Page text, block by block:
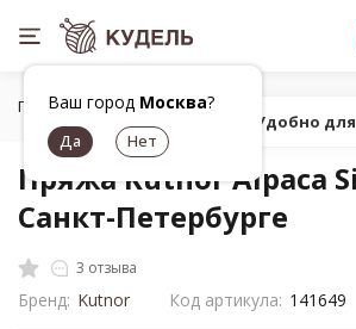
Ваш город Москва?
Главная Все для вязания
Пряжа Kutnor Alpaca
Санкт-Петербурге
3 отзыва
Бренд: Kutnor Код артикула: 141649
Попробуй! Удобно